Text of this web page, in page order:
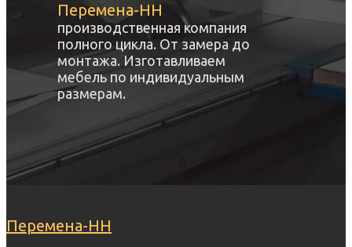
Перемена-НН
производственная компания
полного цикла. От замера до
монтажа. Изготавливаем
мебель по индивидуальным
размерам.
Перемена-НН